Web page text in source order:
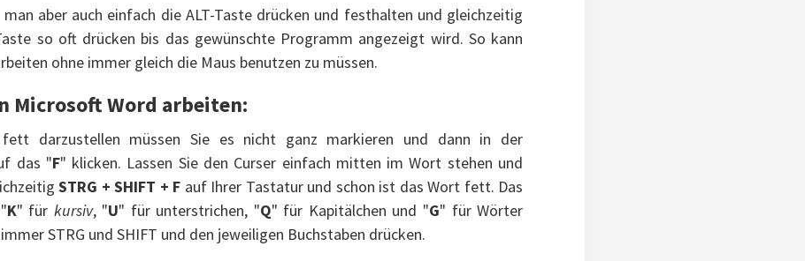
aber auch einfach die ALT-Taste drücken und festhalten und gleichzeitig
so oft drücken bis das gewünschte Programm angezeigt wird. So kann
ohne immer gleich die Maus benutzen zu müssen.
Microsoft Word arbeiten:
darzustellen müssen Sie es nicht ganz markieren und dann in der
das "F" klicken. Lassen Sie den Curser einfach mitten im Wort stehen und
STRG + SHIFT + F auf Ihrer Tastatur und schon ist das Wort fett. Das
K" für kursiv, "U" für unterstrichen, "Q" für Kapitälchen und "G" für Wörter
STRG und SHIFT und den jeweiligen Buchstaben drücken.